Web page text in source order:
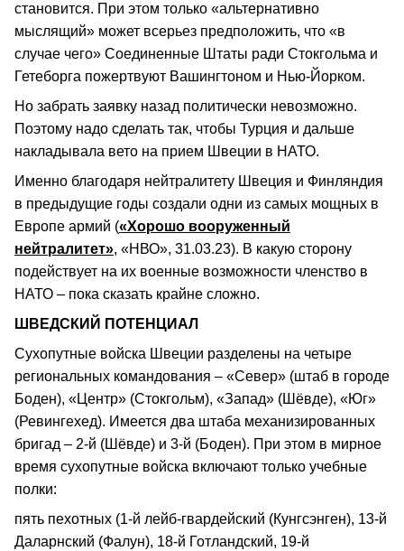
становится. При этом только «альтернативно
мыслящий» может всерьез предположить, что «в
случае чего» Соединенные Штаты ради Стокгольма и
Гетеборга пожертвуют Вашингтоном и Нью-Йорком.
Но забрать заявку назад политически невозможно.
Поэтому надо сделать так, чтобы Турция и дальше
накладывала вето на прием Швеции в НАТО.
Именно благодаря нейтралитету Швеция и Финляндия
в предыдущие годы создали одни из самых мощных в
Европе армий («Хорошо вооруженный
нейтралитет», «НВО», 31.03.23). В какую сторону
подействует на их военные возможности членство в
НАТО – пока сказать крайне сложно.
ШВЕДСКИЙ ПОТЕНЦИАЛ
Сухопутные войска Швеции разделены на четыре
региональных командования – «Север» (штаб в городе
Боден), «Центр» (Стокгольм), «Запад» (Шёвде), «Юг»
(Ревингехед). Имеется два штаба механизированных
бригад – 2-й (Шёвде) и 3-й (Боден). При этом в мирное
время сухопутные войска включают только учебные
полки:
пять пехотных (1-й лейб-гвардейский (Кунгсэнген), 13-й
Даларнский (Фалун), 18-й Готландский, 19-й